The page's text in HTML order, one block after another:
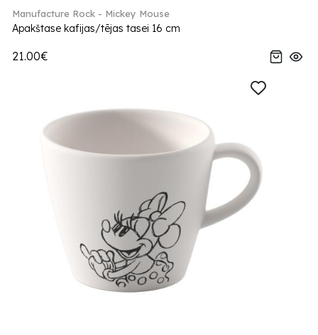
Manufacture Rock - Mickey Mouse
Apakštase kafijas/tējas tasei 16 cm
21.00€